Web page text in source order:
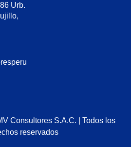
Urb.
Consultores S.A.C. | Todos los
reservados